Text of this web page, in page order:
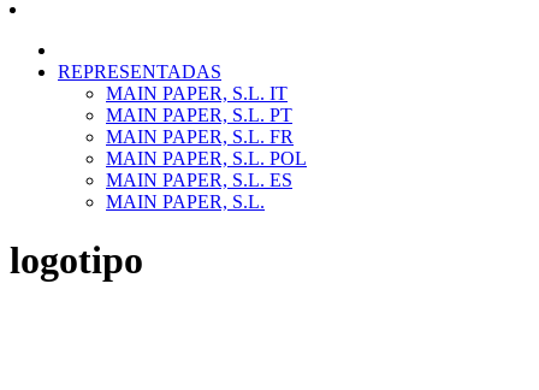
REPRESENTADAS
MAIN PAPER, S.L. IT
MAIN PAPER, S.L. PT
MAIN PAPER, S.L. FR
MAIN PAPER, S.L. POL
MAIN PAPER, S.L. ES
MAIN PAPER, S.L.
logotipo